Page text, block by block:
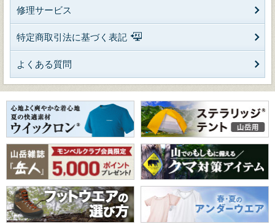
修理サービス
特定商取引法に基づく表記
よくある質問